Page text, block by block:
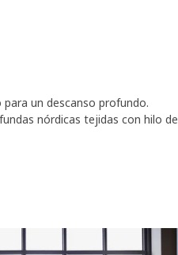
un descanso profundo.
nórdicas tejidas con hilo de